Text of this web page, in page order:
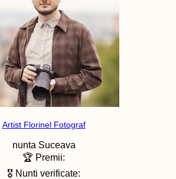
Artist Florinel Fotograf
nunta Suceava
🏆 Premii:
🎖️ Nunti verificate: